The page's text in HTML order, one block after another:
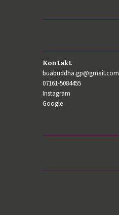
Kontakt
buabuddha.gp@gmail.com
07161-5084455
Instagram
Google